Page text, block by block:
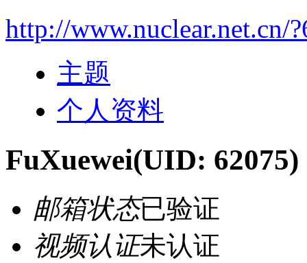
http://www.nuclear.net.cn/
主题
个人资料
FuXuewei(UID: 62075)
邮箱状态已验证
视频认证未认证